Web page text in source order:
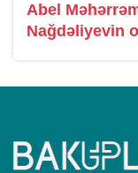
Abel
Nağdəliyevin